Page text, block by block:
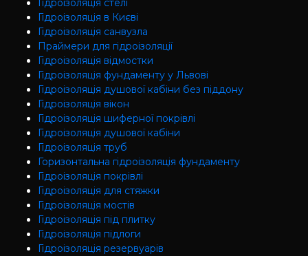
Гідроізоляція cтелі
Гідроізоляція в Києві
Гідроізоляція санвузла
Праймери для гідроізоляції
Гідроізоляція відмостки
Гідроізоляція фундаменту у Львові
Гідроізоляція душової кабіни без піддону
Гідроізоляція вікон
Гідроізоляція шиферної покрівлі
Гідроізоляція душової кабіни
Гідроізоляція труб
Горизонтальна гідроізоляція фундаменту
Гідроізоляція покрівлі
Гідроізоляція для стяжки
Гідроізоляція мостів
Гідроізоляція під плитку
Гідроізоляція підлоги
Гідроізоляція резервуарів